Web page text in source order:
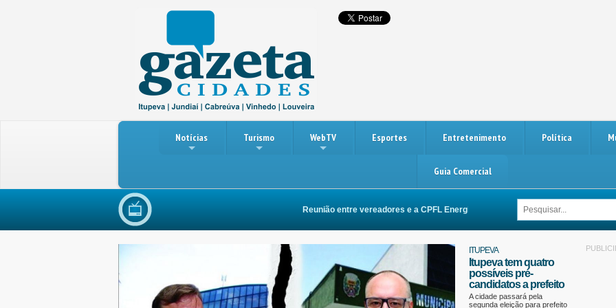
Notícias Turismo WebTV Esportes Entretenimento Política
Guia Comercial
Reunião entre vereadores e a CPFL Energia busca melhorias na rede elétrica de
ITUPEVA
Itupeva tem quatro
possíveis pré-
candidatos a prefeito
A cidade passará pela
segunda eleição para prefeito